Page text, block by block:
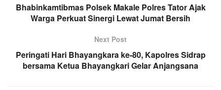
Bhabinkamtibmas Polsek Makale Polres Tator Ajak
Warga Perkuat Sinergi Lewat Jumat Bersih
Next Post
Peringati Hari Bhayangkara ke-80, Kapolres Sidrap
bersama Ketua Bhayangkari Gelar Anjangsana